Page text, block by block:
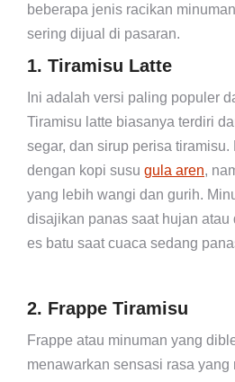
beberapa jenis racikan
sering dijual di pasaran.
1. Tiramisu Latte
Ini adalah versi paling populer
Tiramisu latte biasanya terdiri
segar, dan sirup perisa
dengan kopi susu gula aren,
yang lebih wangi dan gurih.
disajikan panas saat hujan atau
es batu saat cuaca sedang
2. Frappe Tiramisu
Frappe atau minuman yang
menawarkan sensasi rasa yang